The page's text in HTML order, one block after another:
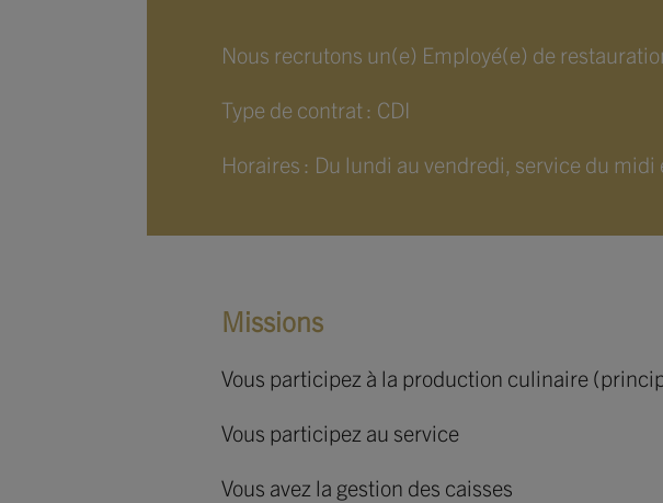
Nous recrutons un(e) Employé(e) de
Type de contrat : CDI
Horaires : Du lundi au vendredi, service du
Missions
Vous participez à la production culinaire
Vous participez au service
Vous avez la gestion des caisses